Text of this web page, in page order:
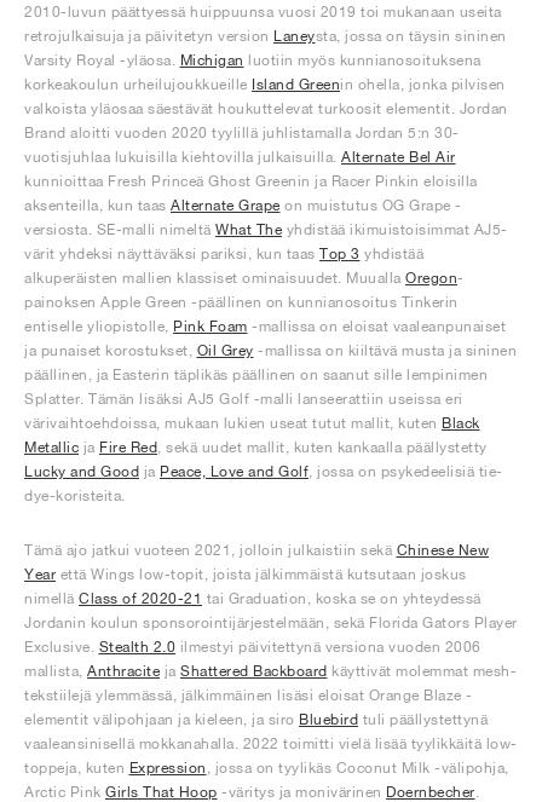
2010-luvun päättyessä huippuunsa vuosi 2019 toi mukanaan useita
retrojulkaisuja ja päivitetyn version Laneysta, jossa on täysin sininen
Varsity Royal -yläosa. Michigan luotiin myös kunnianosoituksena
korkeakoulun urheilujoukkueille Island Greenin ohella, jonka pilvisen
valkoista yläosaa säestävät houkuttelevat turkoosit elementit. Jordan
Brand aloitti vuoden 2020 tyylillä juhlistamalla Jordan 5:n 30-
vuotisjuhlaa lukuisilla kiehtovilla julkaisuilla. Alternate Bel Air
kunnioittaa Fresh Princeä Ghost Greenin ja Racer Pinkin eloisilla
aksenteilla, kun taas Alternate Grape on muistutus OG Grape -
versiosta. SE-malli nimeltä What The yhdistää ikimuistoisimmat AJ5-
värit yhdeksi näyttäväksi pariksi, kun taas Top 3 yhdistää
alkuperäisten mallien klassiset ominaisuudet. Muualla Oregon-
painoksen Apple Green -päällinen on kunnianosoitus Tinkerin
entiselle yliopistolle, Pink Foam -mallissa on eloisat vaaleanpunaiset
ja punaiset korostukset, Oil Grey -mallissa on kiiltävä musta ja sininen
päällinen, ja Easterin täplikäs päällinen on saanut sille lempinimen
Splatter. Tämän lisäksi AJ5 Golf -malli lanseerattiin useissa eri
värivaihtoehdoissa, mukaan lukien useat tutut mallit, kuten Black
Metallic ja Fire Red , sekä uudet mallit, kuten kankaalla päällystetty
Lucky and Good ja Peace, Love and Golf , jossa on psykedeelisiä tie-
dye-koristeita.
Tämä ajo jatkui vuoteen 2021, jolloin julkaistiin sekä Chinese New
Year että Wings low-topit, joista jälkimmäistä kutsutaan joskus
nimellä Class of 2020-21 tai Graduation, koska se on yhteydessä
Jordanin koulun sponsorointijärjestelmään, sekä Florida Gators Player
Exclusive. Stealth 2.0 ilmestyi päivitettynä versiona vuoden 2006
mallista, Anthracite ja Shattered Backboard käyttivät molemmat mesh-
tekstiilejä ylemmässä, jälkimmäinen lisäsi eloisat Orange Blaze -
elementit välipohjaan ja kieleen, ja siro Bluebird tuli päällystettynä
vaaleansinisellä mokkanahalla. 2022 toimitti vielä lisää tyylikkäitä low-
toppeja, kuten Expression , jossa on tyylikäs Coconut Milk -välipohja,
Arctic Pink Girls That Hoop -väritys ja monivärinen Doernbecher